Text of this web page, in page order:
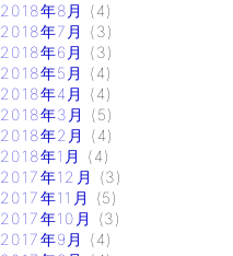
2018年8月
(4)
2018年7月
(3)
2018年6月
(3)
2018年5月
(4)
2018年4月
(4)
2018年3月
(5)
2018年2月
(4)
2018年1月
(4)
2017年12月
(3)
2017年11月
(5)
2017年10月
(3)
2017年9月
(4)